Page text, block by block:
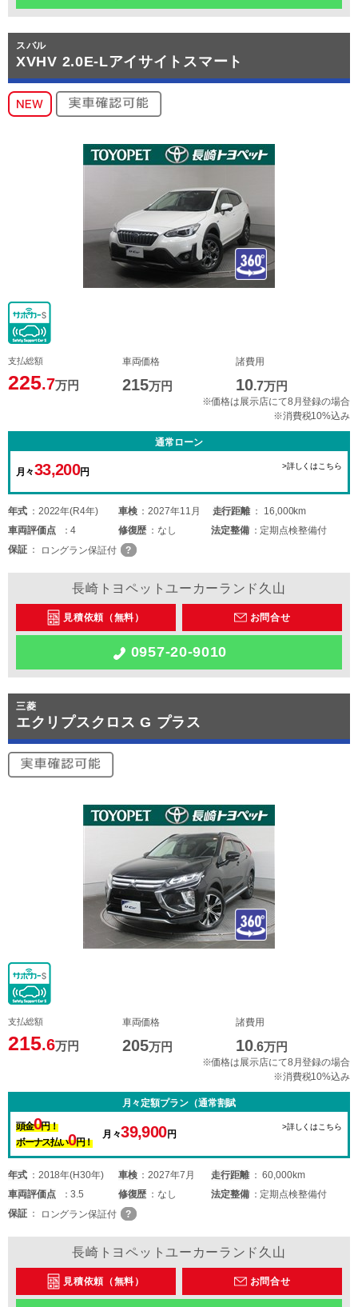
スバル
XVHV 2.0E-Lアイサイトスマート
支払総額
225.7万円
車両価格
215万円
諸費用
10.7万円
※価格は展示店にて8月登録の場合
※消費税10%込み
通常ローン
月々33,200円
>詳しくはこちら
年式 2022年(R4年) 車検 2027年11月 走行距離
16,000km
車両評価点 4 修復歴 なし 法定整備
定期点検整備付
保証
ロングラン保証付
長崎トヨペットユーカーランド久山
見積依頼（無料） お問合せ
0957-20-9010
三菱
エクリプスクロス G プラス
支払総額
215.6万円
車両価格
205万円
諸費用
10.6万円
※価格は展示店にて8月登録の場合
※消費税10%込み
月々定額プラン（通常割賦
頭金0円！
ボーナス払い0円！
月々39,900円
>詳しくはこちら
年式 2018年(H30年) 車検 2027年7月 走行距離
60,000km
車両評価点 3.5 修復歴 なし 法定整備
定期点検整備付
保証
ロングラン保証付
長崎トヨペットユーカーランド久山
見積依頼（無料） お問合せ